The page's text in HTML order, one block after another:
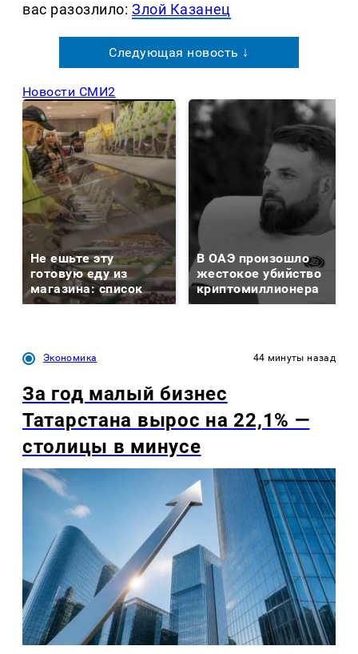
вас разозлило:Злой Казанец
Следующая новость ↓
Новости СМИ2
Не ешьте эту
готовую еду из
магазина: список
В ОАЭ произошло
жестокое убийство
криптомиллионера
Экономика 44 минуты назад
За год малый бизнес
Татарстана вырос на 22,1% —
столицы в минусе